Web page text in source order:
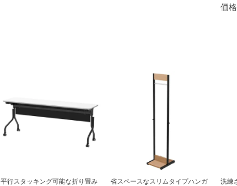
価格
平行スタッキング可能な折り畳み
省スペースなスリムタイプハンガ
洗練